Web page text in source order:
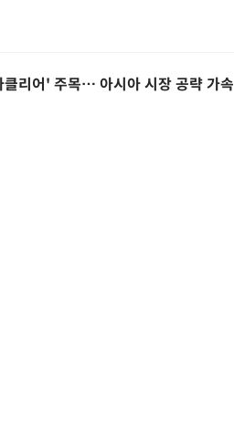
리어' 주목… 아시아 시장 공략 가속